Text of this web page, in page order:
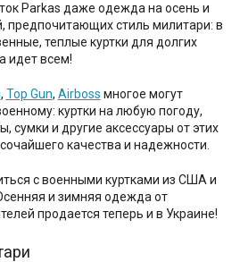
Parkas даже одежда на осень и
предпочитающих стиль милитари: в
теплые куртки для долгих
идет всем!
, Top Gun, Airboss многое могут
куртки на любую погоду,
сумки и другие аксессуары от этих
качества и надежности.
с военными куртками из США и
и зимняя одежда от
продается теперь и в Украине!